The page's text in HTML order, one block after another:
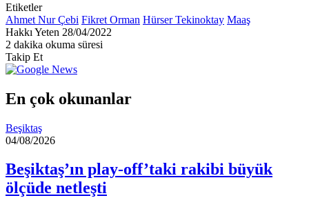
Etiketler
Ahmet Nur Çebi Fikret Orman Hürser Tekinoktay Maaş
Hakkı Yeten Bir
e-
göndermek
28/04/2022
2 dakika okuma süresi
Takip Et
En çok okunanlar
Beşiktaş
04/08/2026
Beşiktaş’ın play-off’taki rakibi büyük
ölçüde netleşti